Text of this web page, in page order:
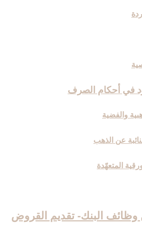
في أحكام الصرف‏
والفضية
عن الذهب
المتعهّدة
وظائف البنك- تقديم القروض